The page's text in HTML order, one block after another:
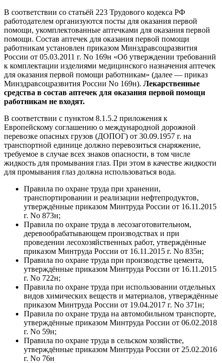
В соответствии со статьёй 223 Трудового кодекса РФ
работодателем организуются посты для оказания первой
помощи, укомплектованные аптечками для оказания первой
помощи. Состав аптечек для оказания первой помощи
работникам установлен приказом Минздравсоцразвития
России от 05.03.2011 г. No 169н «Об утверждении требований
к комплектации изделиями медицинского назначения аптечек
для оказания первой помощи работникам» (далее — приказ
Минздравсоцразвития России No 169н). Лекарственные
средства в состав аптечек для оказания первой помощи
работникам не входят.
В соответствии с пунктом 8.1.5.2 приложения к
Европейскому соглашению о международной дорожной
перевозке опасных грузов (ДОПОГ) от 30.09.1957 г. на
транспортной единице должно перевозиться снаряжение,
требуемое в случае всех знаков опасности, в том числе
жидкость для промывания глаз. При этом в качестве жидкости
для промывания глаз должна использоваться вода.
Правила по охране труда при хранении,
транспортировании и реализации нефтепродуктов,
утверждённые приказом Минтруда России от 16.11.2015
г. No 873н;
Правила по охране труда в лесозаготовительном,
деревообрабатывающем производствах и при
проведении лесохозяйственных работ, утверждённые
приказом Минтруда России от 16.11.2015 г. No 835н;
Правила по охране труда при производстве цемента,
утверждённые приказом Минтруда России от 16.11.2015
г. No 722н;
Правила по охране труда при использовании отдельных
видов химических веществ и материалов, утверждённые
приказом Минтруда России от 19.04.2017 г. No 371н;
Правила по охране труда на автомобильном транспорте,
утверждённые приказом Минтруда России от 06.02.2018
г. No 59н;
Правила по охране труда в сельском хозяйстве,
утверждённые приказом Минтруда России от 25.02.2016
г. No 76н